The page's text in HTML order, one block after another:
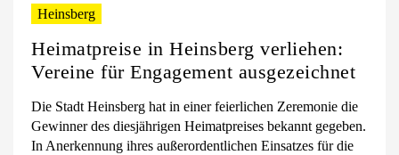
Heinsberg
Heimatpreise in Heinsberg verliehen:
Vereine für Engagement ausgezeichnet
Die Stadt Heinsberg hat in einer feierlichen Zeremonie die
Gewinner des diesjährigen Heimatpreises bekannt gegeben.
In Anerkennung ihres außerordentlichen Einsatzes für die